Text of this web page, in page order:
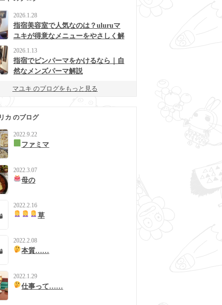
2026.1.28
指宿美容室で人気なのは？uluruマ
ユキが得意なメニューをやさしく解
2026.1.13
指宿でピンパーマをかけるなら｜自
然なメンズパーマ解説
マユキ のブログをもっと見る
カ のブログ
2022.9.22
ファミマ
2022.3.07
母の
2022.2.16
草
2022.2.08
本質……
2022.1.29
仕事って……